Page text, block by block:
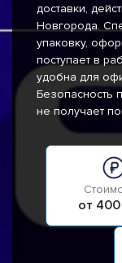
доставки,
Новгорода.
упаковку,
поступает в
удобна для
Безопасность
не получает
от